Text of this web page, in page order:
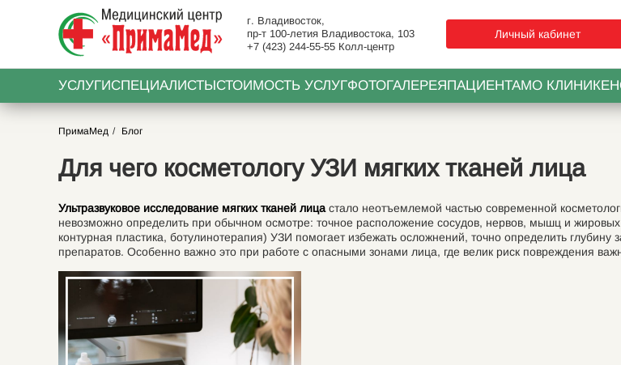
г. Владивосток,
пр-т 100-летия Владивостока, 103
+7 (423) 244-55-55 Колл-центр
Личный кабинет
УСЛУГИСПЕЦИАЛИСТЫСТОИМОСТЬ УСЛУГФОТОГАЛЕРЕЯПАЦИЕНТАМО КЛИНИКЕ
ПримаМед Блог
Для чего косметологу УЗИ мягких тканей лица
Ультразвуковое исследование мягких тканей лицастало неотъемлемой частью современной
невозможно определить при обычном осмотре: точное расположение сосудов, нервов, мышц и
контурная пластика, ботулинотерапия) УЗИ помогает избежать осложнений, точно определить глубину
препаратов. Особенно важно это при работе с опасными зонами лица, где велик риск повреждения